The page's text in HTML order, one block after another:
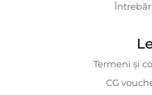
Termeni și
CG